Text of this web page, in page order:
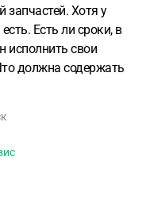
запчастей. Хотя у
Есть ли сроки, в
исполнить свои
должна содержать